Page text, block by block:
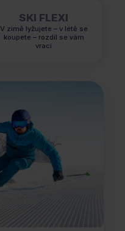
SKI FLEXI
V zimě lyžujete – v létě se
koupete – rozdíl se vám
vrací